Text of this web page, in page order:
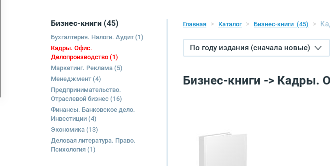
Бизнес-книги (45)
Бухгалтерия. Налоги. Аудит(1)
Кадры. Офис.
Делопроизводство (1)
Маркетинг. Реклама (5)
Менеджмент(4)
Предпринимательство.
Отраслевой бизнес (16)
Финансы. Банковское дело.
Инвестиции (4)
Экономика (13)
Деловая литература. Право.
Психология (1)
Главная Каталог Бизнес-книги (45)
По году издания (сначала новые)
Бизнес-книги -> Кадры.